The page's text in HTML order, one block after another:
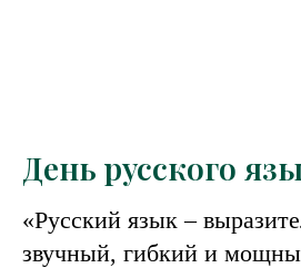
День русского
«Русский язык –
звучный, гибкий и